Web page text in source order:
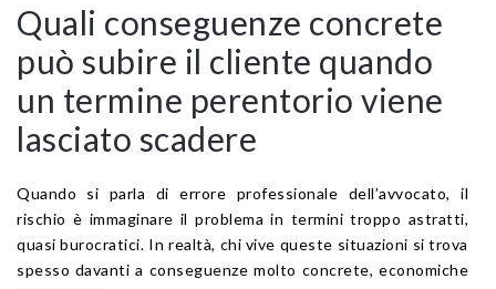
Quali conseguenze concrete
può subire il cliente quando
un termine perentorio viene
lasciato scadere
Quando si parla di errore professionale dell’avvocato, il
rischio è immaginare il problema in termini troppo astratti,
quasi burocratici. In realtà, chi vive queste situazioni si trova
spesso davanti a conseguenze molto concrete, economiche